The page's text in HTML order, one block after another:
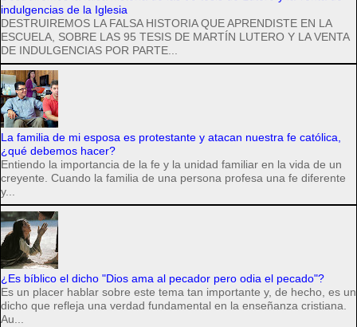
indulgencias de la Iglesia
DESTRUIREMOS LA FALSA HISTORIA QUE APRENDISTE EN LA
ESCUELA, SOBRE LAS 95 TESIS DE MARTÍN LUTERO Y LA VENTA
DE INDULGENCIAS POR PARTE...
La familia de mi esposa es protestante y atacan nuestra fe católica,
¿qué debemos hacer?
Entiendo la importancia de la fe y la unidad familiar en la vida de un
creyente. Cuando la familia de una persona profesa una fe diferente
y...
¿Es bíblico el dicho "Dios ama al pecador pero odia el pecado"?
Es un placer hablar sobre este tema tan importante y, de hecho, es un
dicho que refleja una verdad fundamental en la enseñanza cristiana.
Au...